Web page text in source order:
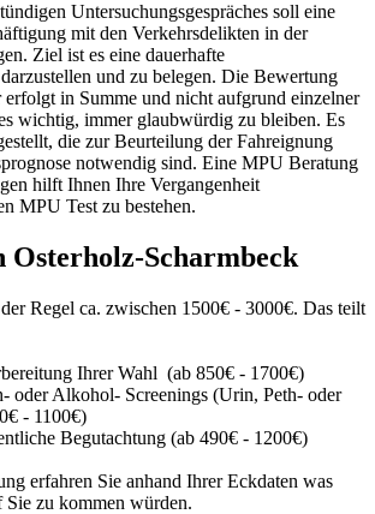
Untersuchungsgespräches soll eine
mit den Verkehrsdelikten in der
Ziel ist es eine dauerhafte
und zu belegen. Die Bewertung
erfolgt in Summe und nicht aufgrund einzelner
wichtig, immer glaubwürdig zu bleiben. Es
die zur Beurteilung der Fahreignung
notwendig sind. Eine MPU Beratung
hilft Ihnen Ihre Vergangenheit
MPU Test zu bestehen.
Osterholz-Scharmbeck
Regel ca. zwischen 1500€ - 3000€. Das teilt
Ihrer Wahl (ab 850€ - 1700€)
oder Alkohol- Screenings (Urin, Peth- oder
- 1100€)
Begutachtung (ab 490€ - 1200€)
erfahren Sie anhand Ihrer Eckdaten was
Sie zu kommen würden.